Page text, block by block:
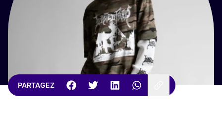
PARTAGEZ